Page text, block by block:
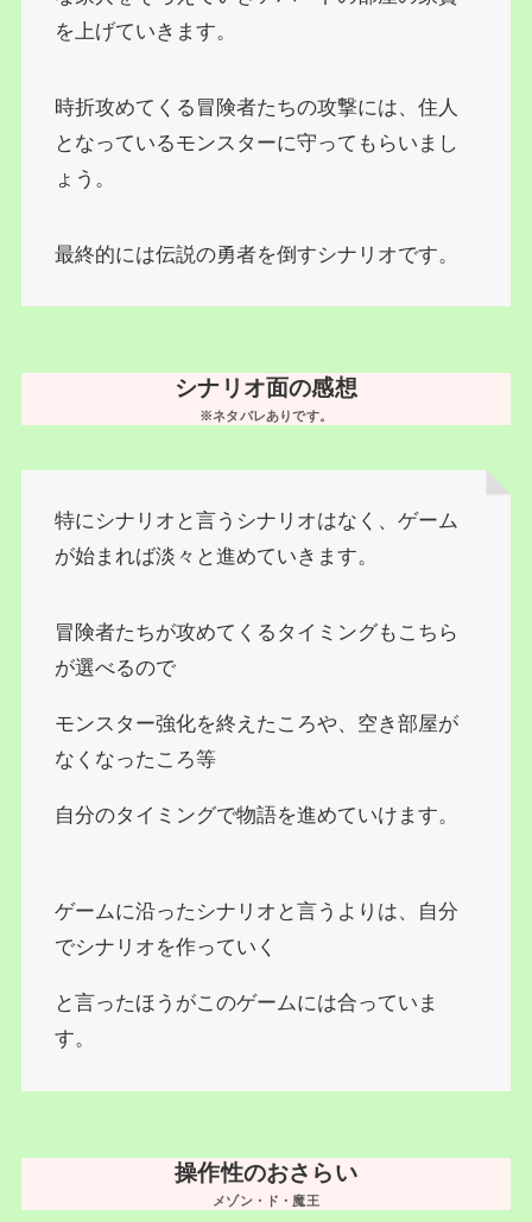
を上げていきます。
時折攻めてくる冒険者たちの攻撃には、住人
となっているモンスターに守ってもらいまし
ょう。
最終的には伝説の勇者を倒すシナリオです。
シナリオ面の感想
※ネタバレありです。
特にシナリオと言うシナリオはなく、ゲーム
が始まれば淡々と進めていきます。
冒険者たちが攻めてくるタイミングもこちら
が選べるので
モンスター強化を終えたころや、空き部屋が
なくなったころ等
自分のタイミングで物語を進めていけます。
ゲームに沿ったシナリオと言うよりは、自分
でシナリオを作っていく
と言ったほうがこのゲームには合っていま
す。
操作性のおさらい
メゾン・ド・魔王